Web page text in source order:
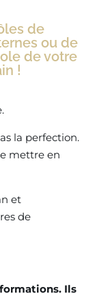
de
ou de
de votre
!
la perfection.
mettre en
et
de
Ils